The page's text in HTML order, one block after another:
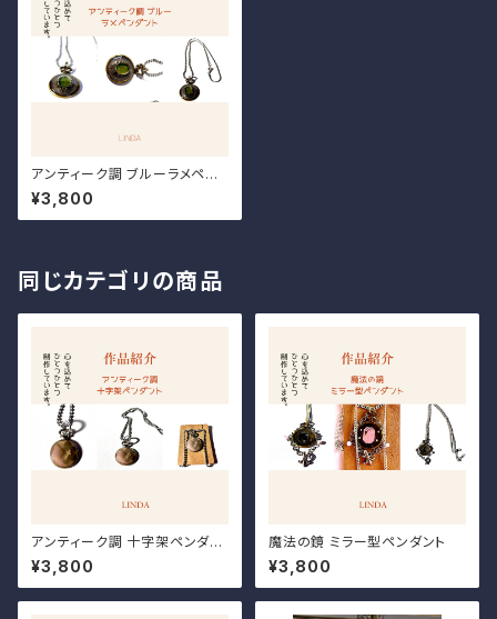
アンティーク調 ブルーラメペン
ダント
¥3,800
同じカテゴリの商品
アンティーク調 十字架ペンダン
ト
¥3,800
魔法の鏡 ミラー型ペンダント
¥3,800